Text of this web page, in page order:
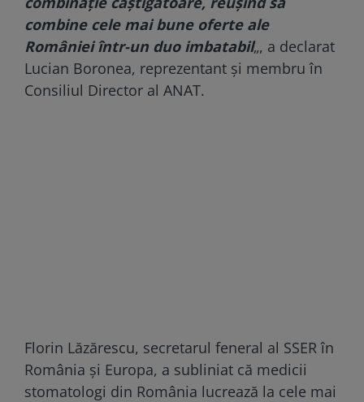
combine cele mai bune oferte ale
României într-un duo imbatabil„, a declarat
Lucian Boronea, reprezentant şi membru în
Consiliul Director al ANAT.
Florin Lăzărescu, secretarul feneral al SSER în
România şi Europa, a subliniat că medicii
stomatologi din România lucrează la cele mai